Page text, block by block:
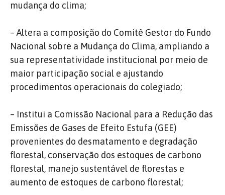
mudança do clima;
– Altera a composição do Comitê Gestor do Fundo
Nacional sobre a Mudança do Clima, ampliando a
sua representatividade institucional por meio de
maior participação social e ajustando
procedimentos operacionais do colegiado;
– Institui a Comissão Nacional para a Redução das
Emissões de Gases de Efeito Estufa (GEE)
provenientes do desmatamento e degradação
florestal, conservação dos estoques de carbono
florestal, manejo sustentável de florestas e
aumento de estoques de carbono florestal;